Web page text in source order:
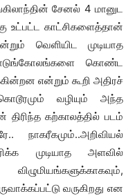
சேனல் 4 மானுட
உட்பட்ட காட்சிகளைத்தான்
வெளியிட முடியாத
கொண்ட
என்றும் கூறி அதிரச்
வழியும் அந்த
கற்காலத்தில் படம்
நாகரீகமும்..அறிவியல்
முடியாத அளவில்
வருகிறது என